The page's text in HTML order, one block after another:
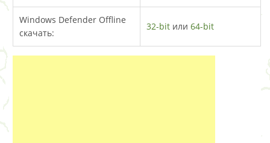
Windows Defender Offline
скачать:
32-bit или 64-bit